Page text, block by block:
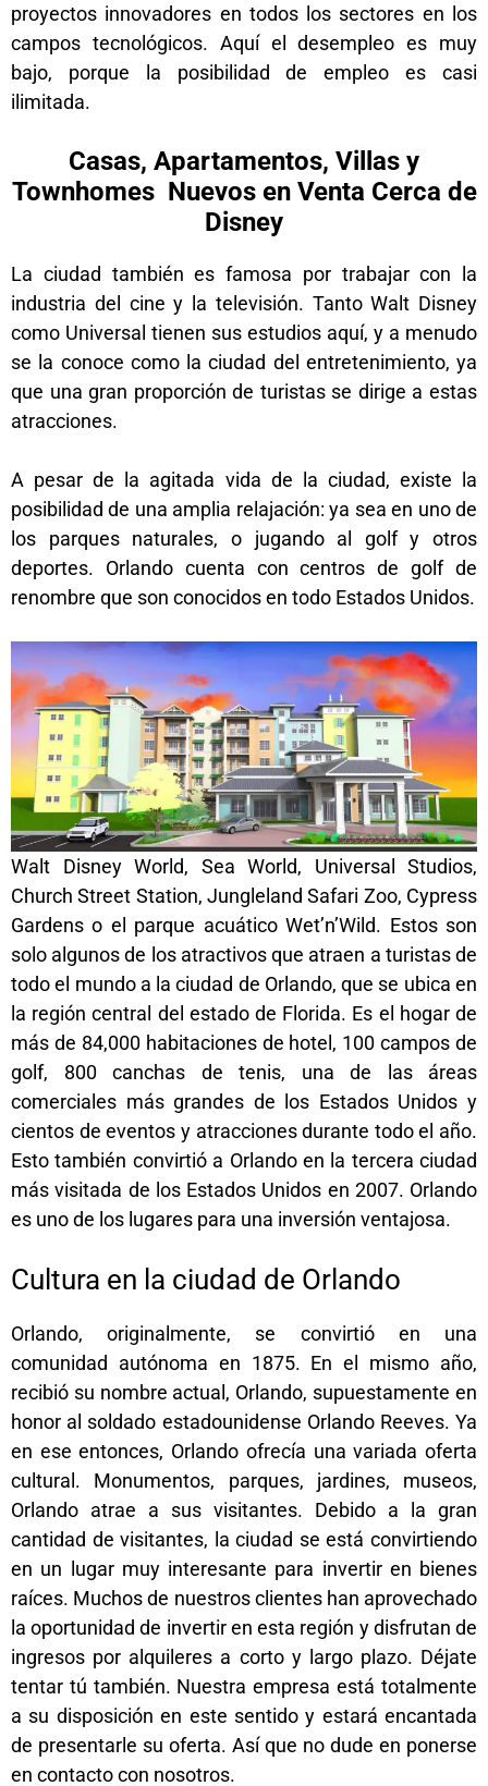
proyectos innovadores en todos los sectores en los
campos tecnológicos. Aquí el desempleo es muy
bajo, porque la posibilidad de empleo es casi
ilimitada.
Casas, Apartamentos, Villas y
Townhomes Nuevos en Venta Cerca de
Disney
La ciudad también es famosa por trabajar con la
industria del cine y la televisión. Tanto Walt Disney
como Universal tienen sus estudios aquí, y a menudo
se la conoce como la ciudad del entretenimiento, ya
que una gran proporción de turistas se dirige a estas
atracciones.
A pesar de la agitada vida de la ciudad, existe la
posibilidad de una amplia relajación: ya sea en uno de
los parques naturales, o jugando al golf y otros
deportes. Orlando cuenta con centros de golf de
renombre que son conocidos en todo Estados Unidos.
Walt Disney World, Sea World, Universal Studios,
Church Street Station, Jungleland Safari Zoo, Cypress
Gardens o el parque acuático Wet’n’Wild. Estos son
solo algunos de los atractivos que atraen a turistas de
todo el mundo a la ciudad de Orlando, que se ubica en
la región central del estado de Florida. Es el hogar de
más de 84,000 habitaciones de hotel, 100 campos de
golf, 800 canchas de tenis, una de las áreas
comerciales más grandes de los Estados Unidos y
cientos de eventos y atracciones durante todo el año.
Esto también convirtió a Orlando en la tercera ciudad
más visitada de los Estados Unidos en 2007. Orlando
es uno de los lugares para una inversión ventajosa.
Cultura en la ciudad de Orlando
Orlando, originalmente, se convirtió en una
comunidad autónoma en 1875. En el mismo año,
recibió su nombre actual, Orlando, supuestamente en
honor al soldado estadounidense Orlando Reeves. Ya
en ese entonces, Orlando ofrecía una variada oferta
cultural. Monumentos, parques, jardines, museos,
Orlando atrae a sus visitantes. Debido a la gran
cantidad de visitantes, la ciudad se está convirtiendo
en un lugar muy interesante para invertir en bienes
raíces. Muchos de nuestros clientes han aprovechado
la oportunidad de invertir en esta región y disfrutan de
ingresos por alquileres a corto y largo plazo. Déjate
tentar tú también. Nuestra empresa está totalmente
a su disposición en este sentido y estará encantada
de presentarle su oferta. Así que no dude en ponerse
en contacto con nosotros.